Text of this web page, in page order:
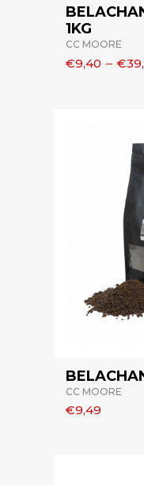
1KG
CC MOORE
€9,40 –
CC MOORE
€9,49